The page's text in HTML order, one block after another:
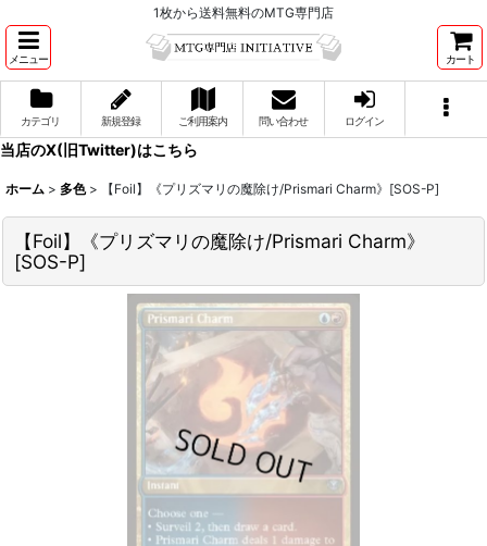
1枚から送料無料のMTG専門店
メニュー カート
カテゴリ 新規登録 ご利用案内 問い合わせ ログイン
当店のX(旧Twitter)はこちら
ホーム > 多色 > 【Foil】《プリズマリの魔除け/Prismari Charm》[SOS-P]
【Foil】《プリズマリの魔除け/Prismari Charm》
[SOS-P]